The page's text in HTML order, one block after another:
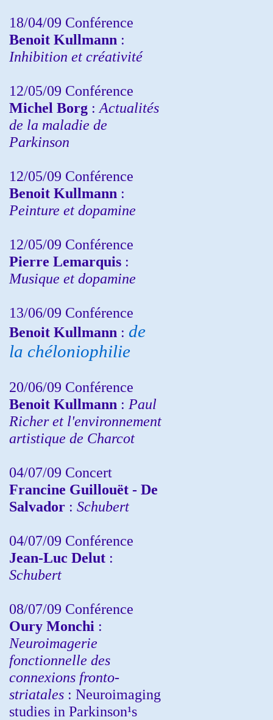
18/04/09 Conférence
Benoit Kullmann :
Inhibition et créativité
12/05/09 Conférence
Michel Borg : Actualités
de la maladie de
Parkinson
12/05/09 Conférence
Benoit Kullmann :
Peinture et dopamine
12/05/09 Conférence
Pierre Lemarquis :
Musique et dopamine
13/06/09 Conférence
Benoit Kullmann : de
la chéloniophilie
20/06/09 Conférence
Benoit Kullmann : Paul
Richer et l'environnement
artistique de Charcot
04/07/09 Concert
Francine Guillouët - De
Salvador : Schubert
04/07/09 Conférence
Jean-Luc Delut :
Schubert
08/07/09 Conférence
Oury Monchi :
Neuroimagerie
fonctionnelle des
connexions fronto-
striatales : Neuroimaging
studies in Parkinson¹s